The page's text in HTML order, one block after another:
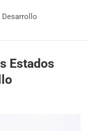
Desarrollo
Estados